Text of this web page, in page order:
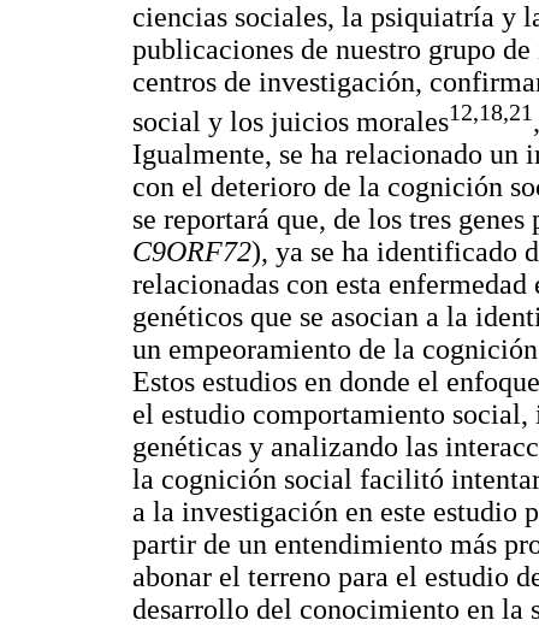
ciencias sociales, la psiquiatría y
publicaciones de nuestro grupo
centros de investigación,
social y los juicios morales12,18,21
Igualmente, se ha relacionado un
con el deterioro de la cognición
se reportará que, de los tres
C9ORF72), ya se ha identificado
relacionadas con esta
genéticos que se asocian a la
un empeoramiento de la
Estos estudios en donde el
el estudio comportamiento
genéticas y analizando las
la cognición social facilitó
a la investigación en este estudio
partir de un entendimiento más
abonar el terreno para el estudio
desarrollo del conocimiento en la